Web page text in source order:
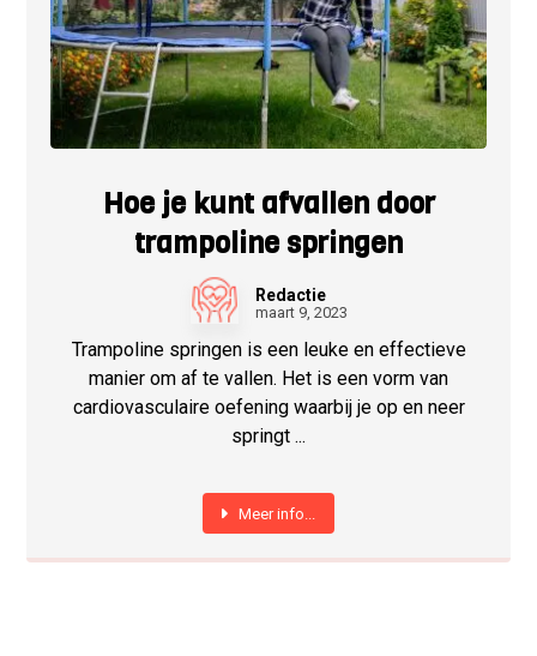
Hoe je kunt afvallen door
trampoline springen
Redactie
maart 9, 2023
Trampoline springen is een leuke en effectieve
manier om af te vallen. Het is een vorm van
cardiovasculaire oefening waarbij je op en neer
springt ...
Meer info...